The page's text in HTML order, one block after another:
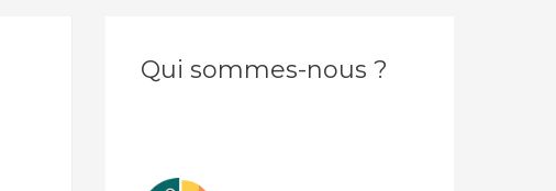
Qui sommes-nous ?